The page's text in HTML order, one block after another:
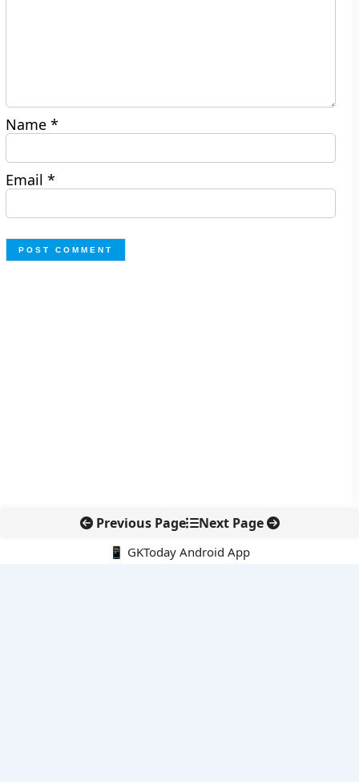
Name*
Email*
Previous Page Next Page
📱 GKToday Android App